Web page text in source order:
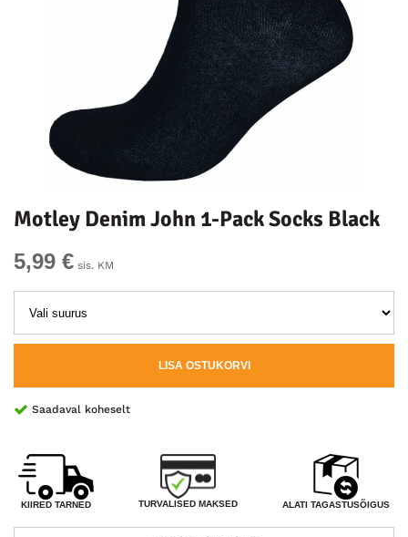
Motley Denim John 1-Pack Socks Black
5,99 € sis. KM
LISA OSTUKORVI
Saadaval koheselt
KIIRED TARNED TURVALISED MAKSED ALATI TAGASTUSÕIGUS